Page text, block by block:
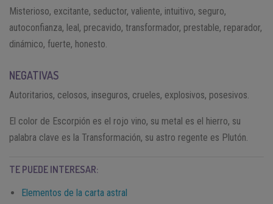
Misterioso, excitante, seductor, valiente, intuitivo, seguro,
autoconfianza, leal, precavido, transformador, prestable, reparador,
dinámico, fuerte, honesto.
NEGATIVAS
Autoritarios, celosos, inseguros, crueles, explosivos, posesivos.
El color de Escorpión es el rojo vino, su metal es el hierro, su
palabra clave es la Transformación, su astro regente es Plutón.
TE PUEDE INTERESAR:
Elementos de la carta astral